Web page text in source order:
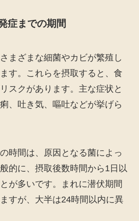
症までの期間
まざまな細菌やカビが繁殖し
す。これらを摂取すると、食
スクがあります。主な症状と
、吐き気、嘔吐などが挙げら
時間は、原因となる菌によっ
的に、摂取後数時間から1日以
が多いです。まれに潜伏期間
すが、大半は24時間以内に異